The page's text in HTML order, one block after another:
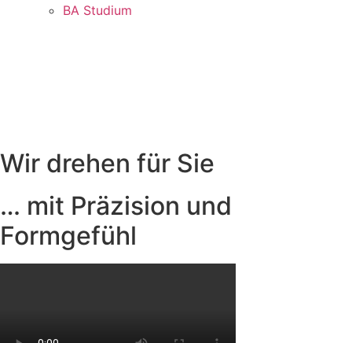
BA Studium
Wir drehen für Sie
… mit Präzision und
Formgefühl